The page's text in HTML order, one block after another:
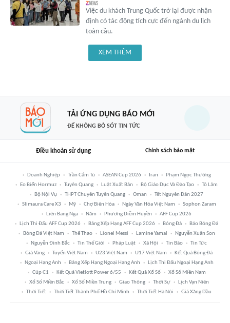
Việc du khách Trung Quốc trở lại được nhận
định có tác động tích cực đến ngành du lịch
toàn cầu.
XEM THÊM
TẢI ỨNG DỤNG BÁO MỚI
ĐỂ KHÔNG BỎ SÓT TIN TỨC
Điều khoản sử dụng Chính sách bảo mật
Doanh Nghiệp Trần Cẩm Tú ASEAN Cup 2026 Iran
Phạm Ngọc Thưởng
Eo Biển Hormuz
Tuyên Quang Luật Xuất Bản Bộ Giáo Dục Và Đào Tạo
Tô Lâm
Bộ Nội Vụ
THPT Chuyên Tuyên Quang Oman
Tết Nguyên Đán 2027
Slimaura Care X3
Mỹ Chợ Biên Hòa Ngày Văn Hóa Việt Nam
Sophon Zaram
Liên Bang Nga
Năm Phương Diễm Huyền
AFF Cup 2026
Lịch Thi Đấu AFF Cup 2026
Bảng Xếp Hạng AFF Cup 2026 Bóng Đá
Báo Bóng Đá
Bóng Đá Việt Nam
Thể Thao Lionel Messi Lamine Yamal
Nguyễn Xuân Son
Nguyễn Đình Bắc
Tin Thế Giới Pháp Luật Xã Hội Tin Bão
Tin Tức
Giá Vàng
Tuyển Việt Nam U23 Việt Nam U17 Việt Nam
Kết Quả Bóng Đá
Ngoại Hạng Anh
Bảng Xếp Hạng Ngoại Hạng Anh
Lịch Thi Đấu Ngoại Hạng Anh
Cúp C1
Kết Quả Vietlott Power 6/55 Kết Quả Xổ Số
Xổ Số Miền Nam
Xổ Số Miền Bắc
Xổ Số Miền Trung Giao Thông Thời Sự
Lịch Vạn Niên
Thời Tiết
Thời Tiết Thành Phố Hồ Chí Minh Thời Tiết Hà Nội Giá Xăng Dầu